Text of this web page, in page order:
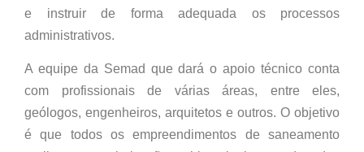
e instruir de forma adequada os processos
administrativos.
A equipe da Semad que dará o apoio técnico conta
com profissionais de várias áreas, entre eles,
geólogos, engenheiros, arquitetos e outros. O objetivo
é que todos os empreendimentos de saneamento